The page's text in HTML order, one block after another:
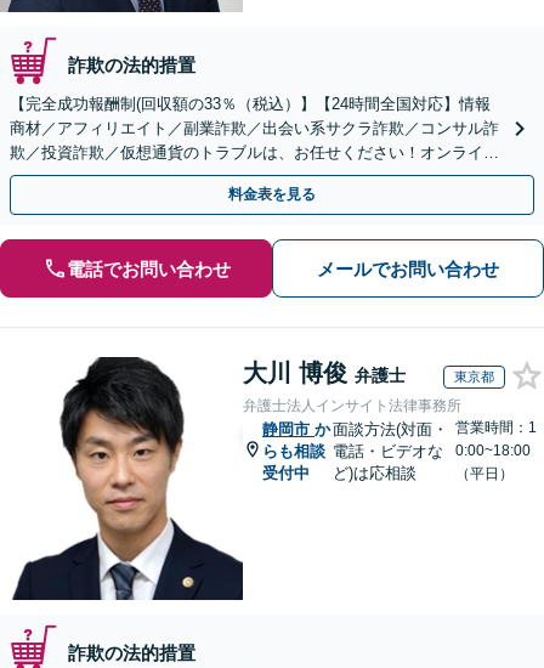
詐欺の法的措置
【完全成功報酬制(回収額の33％（税込）】【24時間全国対応】情報
商材／アフィリエイト／副業詐欺／出会い系サクラ詐欺／コンサル詐
欺／投資詐欺／仮想通貨のトラブルは、お任せください！オンライン
のみで解決も可能！
料金表を見る
電話でお問い合わせ メールでお問い合わせ
大川 博俊 弁護士 東京都
弁護士法人インサイト法律事務所
静岡市 か
らも相談
受付中
面談方法(対面・
電話・ビデオな
ど)は応相談
営業時間：1
0:00~18:00
（平日）
詐欺の法的措置